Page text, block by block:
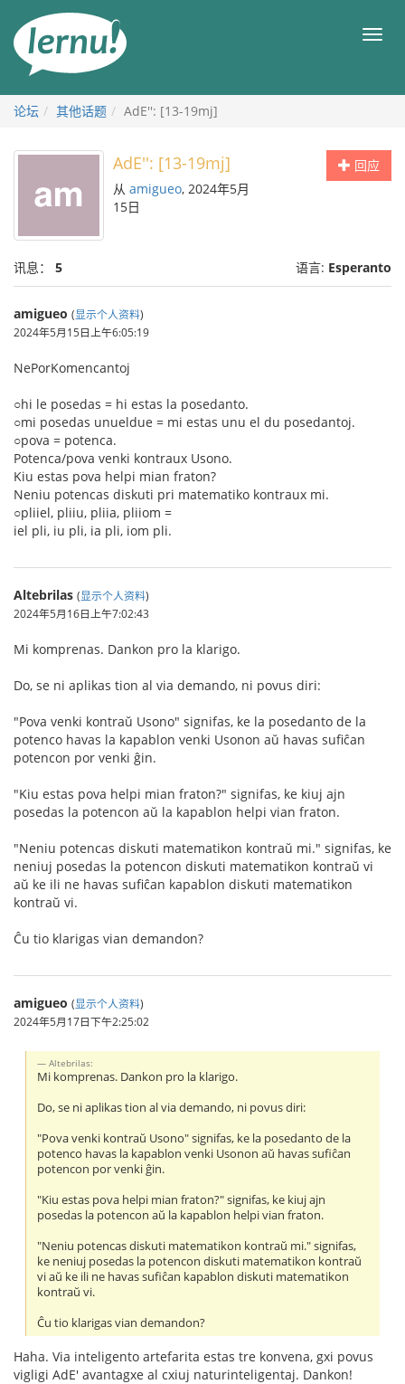
目
论坛 其他话题 AdE'': [13-19mj]
回应
AdE'': [13-19mj]
从 amigueo, 2024年5月
15日
讯息： 5 语言: Esperanto
amigueo (显示个人资料)
2024年5月15日上午6:05:19
NePorKomencantoj
○hi le posedas = hi estas la posedanto.
○mi posedas unueldue = mi estas unu el du posedantoj.
○pova = potenca.
Potenca/pova venki kontraux Usono.
Kiu estas pova helpi mian fraton?
Neniu potencas diskuti pri matematiko kontraux mi.
○pliiel, pliiu, pliia, pliiom =
iel pli, iu pli, ia pli, iom pli.
Altebrilas (显示个人资料)
2024年5月16日上午7:02:43
Mi komprenas. Dankon pro la klarigo.
Do, se ni aplikas tion al via demando, ni povus diri:
"Pova venki kontraŭ Usono" signifas, ke la posedanto de la
potenco havas la kapablon venki Usonon aŭ havas sufiĉan
potencon por venki ĝin.
"Kiu estas pova helpi mian fraton?" signifas, ke kiuj ajn
posedas la potencon aŭ la kapablon helpi vian fraton.
"Neniu potencas diskuti matematikon kontraŭ mi." signifas, ke
neniuj posedas la potencon diskuti matematikon kontraŭ vi
aŭ ke ili ne havas sufiĉan kapablon diskuti matematikon
kontraŭ vi.
Ĉu tio klarigas vian demandon?
amigueo (显示个人资料)
2024年5月17日下午2:25:02
Altebrilas:
Mi komprenas. Dankon pro la klarigo.
Do, se ni aplikas tion al via demando, ni povus diri:
"Pova venki kontraŭ Usono" signifas, ke la posedanto de la
potenco havas la kapablon venki Usonon aŭ havas sufiĉan
potencon por venki ĝin.
"Kiu estas pova helpi mian fraton?" signifas, ke kiuj ajn
posedas la potencon aŭ la kapablon helpi vian fraton.
"Neniu potencas diskuti matematikon kontraŭ mi." signifas,
ke neniuj posedas la potencon diskuti matematikon kontraŭ
vi aŭ ke ili ne havas sufiĉan kapablon diskuti matematikon
kontraŭ vi.
Ĉu tio klarigas vian demandon?
Haha. Via inteligento artefarita estas tre konvena, gxi povus
vigligi AdE' avantagxe al cxiuj naturinteligentaj. Dankon!